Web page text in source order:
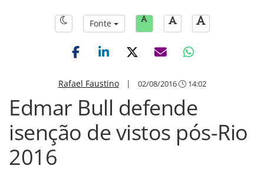
Fonte
Rafael Faustino| 02/08/2016 14:02
Edmar Bull defende
isenção de vistos pós-Rio
2016